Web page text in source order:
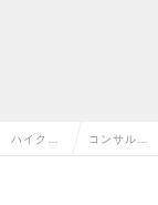
ハイクラ コンサルタ